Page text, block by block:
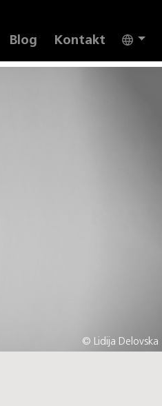
Blog Kontakt
© Lidija Delovska